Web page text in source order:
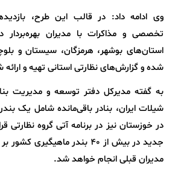
وی ادامه داد: در قالب این طرح،
استان‌های بوشهر، هرمزگان، سیستان و
شده و گزارش‌های نظارتی استانی تهیه و
به گفته مدیرکل دفتر توسعه و مدیریت
در خوزستان نیز در برنامه آتی گروه نظارتی
جدید در بیش از 40 بندر
مدیران قبلی انجام خواهد شد.